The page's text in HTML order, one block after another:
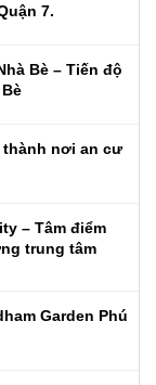
7.
Bè – Tiến độ
nơi an cư
– Tâm điểm
trung tâm
Garden Phú